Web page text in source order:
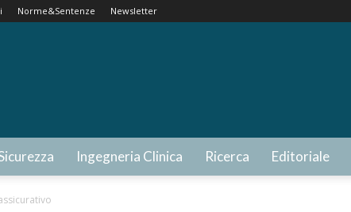
Norme&Sentenze Newsletter
Ingegneria Clinica Ricerca Editoriale